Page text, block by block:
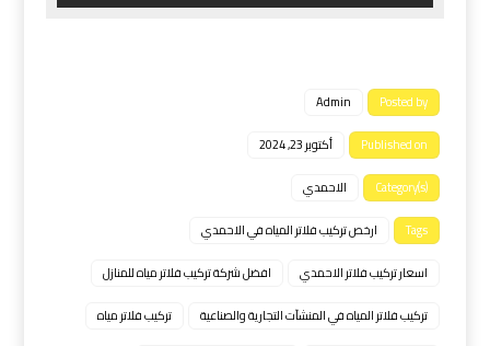
Posted by
Admin
Published on
أكتوبر 23, 2024
Category(s)
الاحمدي
Tags
ارخص تركيب فلاتر المياه في الاحمدي
اسعار تركيب فلاتر الاحمدي
افضل شركة تركيب فلاتر مياه للمنازل
تركيب فلاتر المياه في المنشآت التجارية والصناعية
تركيب فلاتر مياه